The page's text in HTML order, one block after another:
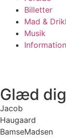
Billetter
Mad &
Musik
Information
Glæd
Jacob
Haugaard
BamseMadsen